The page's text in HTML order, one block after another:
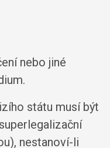
nebo jiné
státu musí být
nestanoví-li